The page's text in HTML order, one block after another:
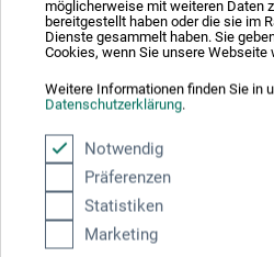
möglicherweise mit weiteren Daten
bereitgestellt haben oder die sie im
Dienste gesammelt haben. Sie
Cookies, wenn Sie unsere Webseite
Weitere Informationen finden Sie in
Datenschutzerklärung.
Notwendig
Präferenzen
Statistiken
Marketing
Producent-
Her finder du producentens
boesner GmbH holding +